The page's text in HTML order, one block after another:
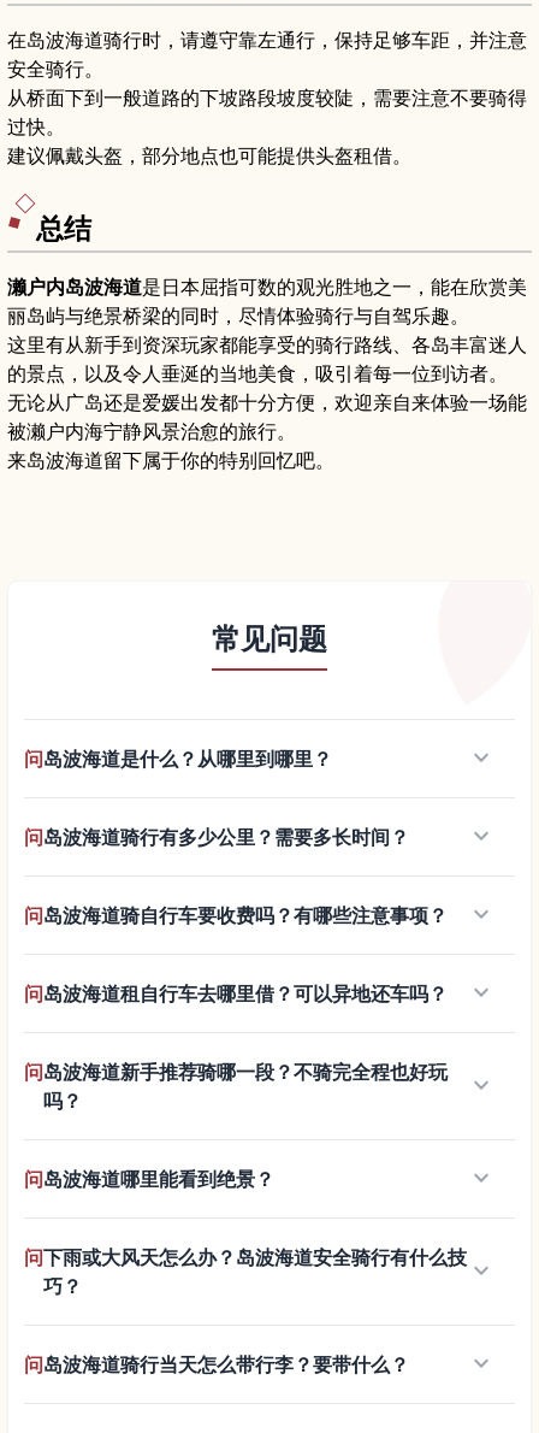
在岛波海道骑行时，请遵守靠左通行，保持足够车距，并注意
安全骑行。
从桥面下到一般道路的下坡路段坡度较陡，需要注意不要骑得
过快。
建议佩戴头盔，部分地点也可能提供头盔租借。
总结
濑户内岛波海道是日本屈指可数的观光胜地之一，能在欣赏美
丽岛屿与绝景桥梁的同时，尽情体验骑行与自驾乐趣。
这里有从新手到资深玩家都能享受的骑行路线、各岛丰富迷人
的景点，以及令人垂涎的当地美食，吸引着每一位到访者。
无论从广岛还是爱媛出发都十分方便，欢迎亲自来体验一场能
被濑户内海宁静风景治愈的旅行。
来岛波海道留下属于你的特别回忆吧。
常见问题
问岛波海道是什么？从哪里到哪里？ keyboard_arrow_down
问岛波海道骑行有多少公里？需要多长时间？ keyboard_arrow_down
问岛波海道骑自行车要收费吗？有哪些注意事项？ keyboard_arrow_down
问岛波海道租自行车去哪里借？可以异地还车吗？ keyboard_arrow_down
问岛波海道新手推荐骑哪一段？不骑完全程也好玩
吗？
keyboard_arrow_down
问岛波海道哪里能看到绝景？ keyboard_arrow_down
问下雨或大风天怎么办？岛波海道安全骑行有什么技
巧？
keyboard_arrow_down
问岛波海道骑行当天怎么带行李？要带什么？ keyboard_arrow_down